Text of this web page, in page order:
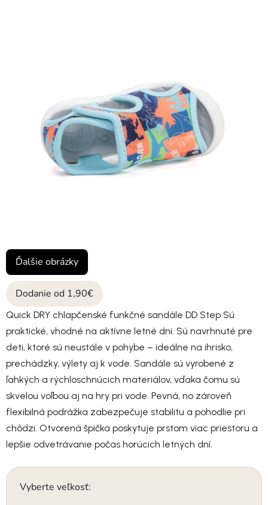
Dodanie od 1,90€
Quick DRY chlapčenské funkčné sandále DD Step Sú
praktické, vhodné na aktívne letné dni. Sú navrhnuté pre
deti, ktoré sú neustále v pohybe – ideálne na ihrisko,
prechádzky, výlety aj k vode. Sandále sú vyrobené z
ľahkých a rýchloschnúcich materiálov, vďaka čomu sú
skvelou voľbou aj na hry pri vode. Pevná, no zároveň
flexibilná podrážka zabezpečuje stabilitu a pohodlie pri
chôdzi. Otvorená špička poskytuje prstom viac priestoru a
lepšie odvetrávanie počas horúcich letných dní.
Vyberte veľkosť:
Ďalšie obrázky